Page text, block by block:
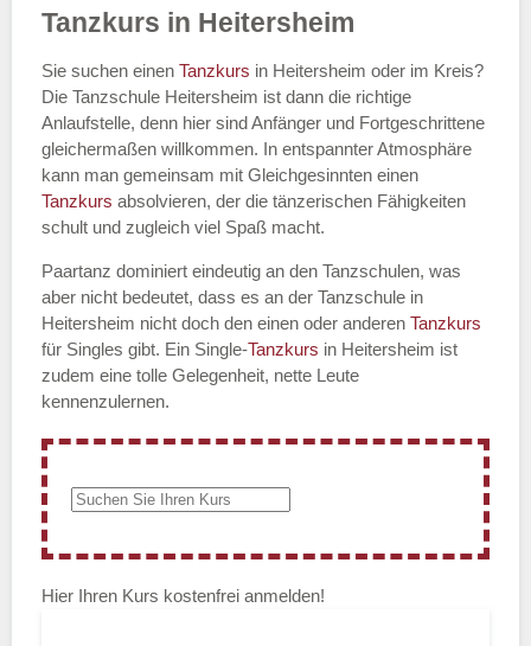
Tanzkurs in Heitersheim
Sie suchen einen Tanzkurs in Heitersheim oder im Kreis?
Die Tanzschule Heitersheim ist dann die richtige
Anlaufstelle, denn hier sind Anfänger und Fortgeschrittene
gleichermaßen willkommen. In entspannter Atmosphäre
kann man gemeinsam mit Gleichgesinnten einen
Tanzkurs absolvieren, der die tänzerischen Fähigkeiten
schult und zugleich viel Spaß macht.
Paartanz dominiert eindeutig an den Tanzschulen, was
aber nicht bedeutet, dass es an der Tanzschule in
Heitersheim nicht doch den einen oder anderen Tanzkurs
für Singles gibt. Ein Single-Tanzkurs in Heitersheim ist
zudem eine tolle Gelegenheit, nette Leute
kennenzulernen.
Hier Ihren Kurs kostenfrei anmelden!